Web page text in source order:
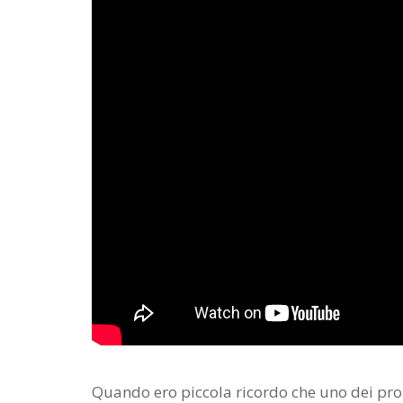
Quando ero piccola ricordo che uno dei